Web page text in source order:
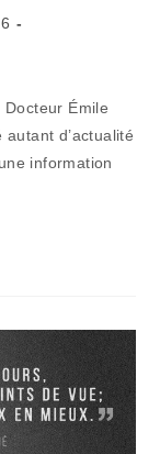
Émile
d’actualité
information